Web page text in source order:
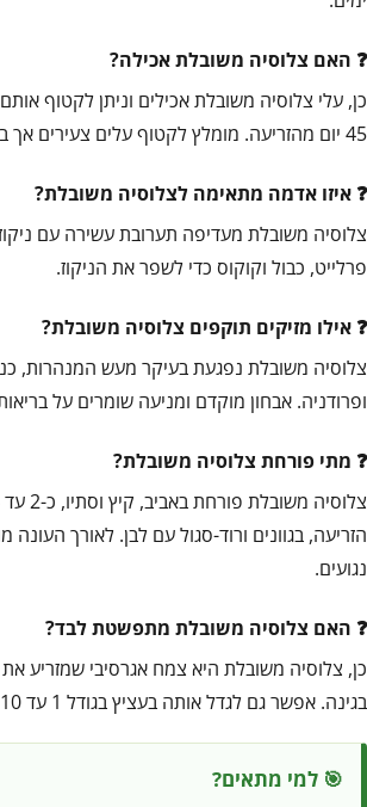
האם צלוסיה משובלת אכילה?
45 יום מהזריעה. מומלץ לקטוף עלים צעירים אך בוגרים בגודלם.
איזו אדמה מתאימה לצלוסיה משובלת?
צלוסיה משובלת מעדיפה תערובת עשירה עם
פרלייט, כבול וקוקוס כדי לשפר את הניקוז.
אילו מזיקים תוקפים צלוסיה משובלת?
צלוסיה משובלת נפגעת בעיקר מעש המנהרות,
ופרודניה. אבחון מוקדם ומניעה שומרים על
מתי פורחת צלוסיה משובלת?
הזריעה, בגוונים ורוד-סגול עם לבן. לאורך העונה
נגועים.
האם צלוסיה משובלת מתפשטת לבד?
כן, צלוסיה משובלת היא צמח אגרסיבי שמזריע
בגינה. אפשר גם לגדל אותה בעציץ בגודל 1 עד 10 ליטר בהתאם לזן.
🎯 למי מתאים?